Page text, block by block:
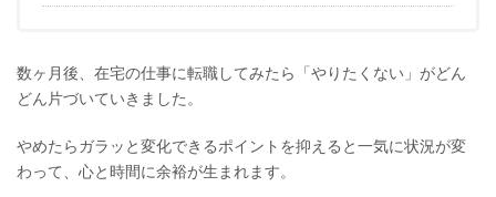
数ヶ月後、在宅の仕事に転職してみたら「やりたくない」がどん
どん片づいていきました。
やめたらガラッと変化できるポイントを抑えると一気に状況が変
わって、心と時間に余裕が生まれます。